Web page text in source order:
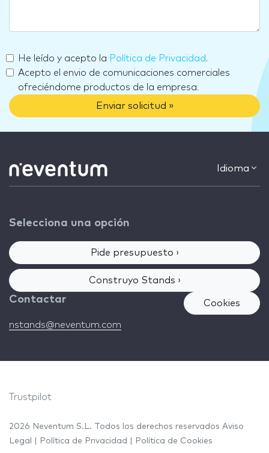
He leído y acepto la Política de Privacidad.
Acepto el envio de comunicaciones comerciales
ofreciéndome productos de la empresa.
Enviar solicitud »
Idioma
Selecciona una opción
Pide presupuesto ›
Construyo Stands ›
Contactar
nstands@neventum.com
Cookies
Trustpilot
2026 Neventum S.L. Todos los derechos reservados Aviso
Legal
Política de Privacidad Política de Cookies